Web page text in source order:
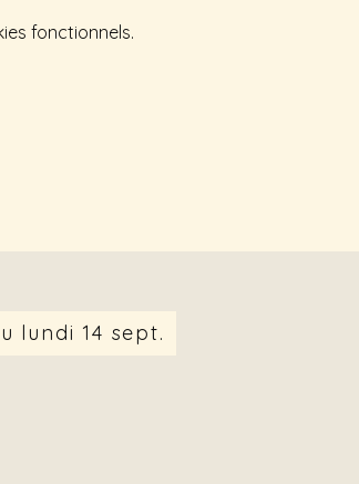
fonctionnels.
lundi 14 sept.